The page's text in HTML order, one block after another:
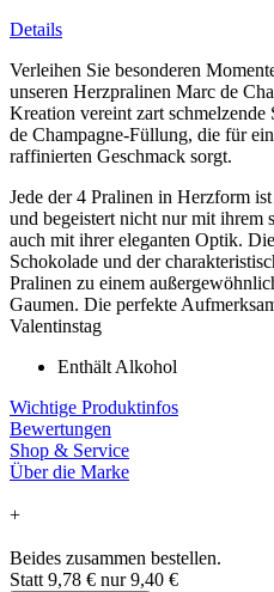
Details
Verleihen Sie besonderen
unseren Herzpralinen Marc de
Kreation vereint zart
de Champagne-Füllung, die für
raffinierten Geschmack sorgt.
Jede der 4 Pralinen in Herzform
und begeistert nicht nur mit ihrem
auch mit ihrer eleganten Optik.
Schokolade und der
Pralinen zu einem
Gaumen. Die perfekte
Valentinstag
Enthält Alkohol
Wichtige Produktinfos
Bewertungen
Shop & Service
Über die Marke
+
Beides zusammen bestellen.
Statt 9,78 € nur9,40 €